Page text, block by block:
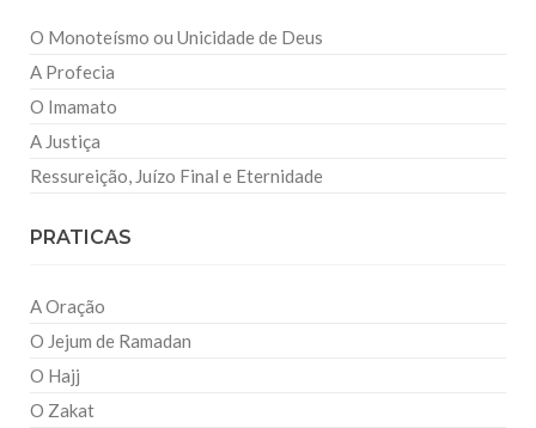
O Monoteísmo ou Unicidade de Deus
A Profecia
O Imamato
A Justiça
Ressureição, Juízo Final e Eternidade
PRATICAS
A Oração
O Jejum de Ramadan
O Hajj
O Zakat